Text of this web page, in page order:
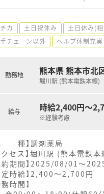
カ 土日祝休み 土日休み(
チェーン以外
ヘルプ体制充実
勤務地 熊本県 熊本市北
堀川駅 (熊本電鉄本線)
給与 時給2,400円～
※経験考慮
種】調剤薬局
クセス】堀川駅 (熊本電鉄
約期間】2025/08/01～
定時給】2,400～2,700円
務時間】